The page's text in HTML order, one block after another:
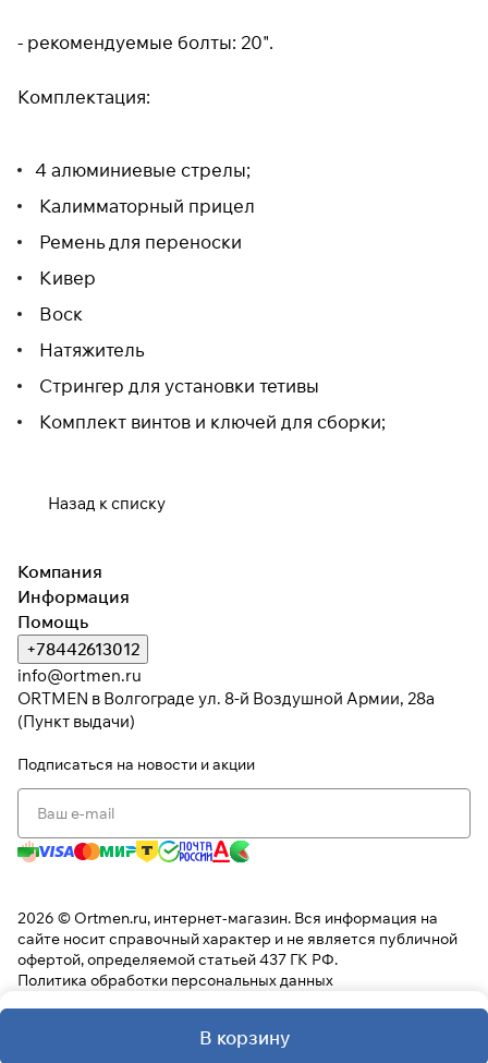
- рекомендуемые болты: 20".
Комплектация:
4 алюминиевые стрелы;
Калимматорный прицел
Ремень для переноски
Кивер
Воск
Натяжитель
Стрингер для установки тетивы
Комплект винтов и ключей для сборки;
Назад к списку
В корзину
Компания
Информация
Помощь
+78442613012
info@ortmen.ru
ORTMEN в Волгограде ул. 8-й Воздушной Армии, 28а
(Пункт выдачи)
Подписаться на новости и акции
2026 © Ortmen.ru, интернет-магазин. Вся информация на
сайте носит справочный характер и не является публичной
офертой, определяемой статьей 437 ГК РФ.
Политика обработки персональных данных